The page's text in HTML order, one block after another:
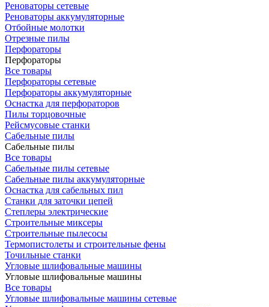
Реноваторы сетевые
Реноваторы аккумуляторные
Отбойные молотки
Отрезные пилы
Перфораторы
Перфораторы
Все товары
Перфораторы сетевые
Перфораторы аккумуляторные
Оснастка для перфораторов
Пилы торцовочные
Рейсмусовые станки
Сабельные пилы
Сабельные пилы
Все товары
Сабельные пилы сетевые
Сабельные пилы аккумуляторные
Оснастка для сабельных пил
Станки для заточки цепей
Степлеры электрические
Строительные миксеры
Строительные пылесосы
Термопистолеты и строительные фены
Точильные станки
Угловые шлифовальные машины
Угловые шлифовальные машины
Все товары
Угловые шлифовальные машины сетевые